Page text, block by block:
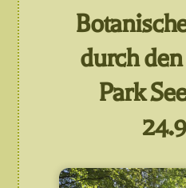
durch
Park